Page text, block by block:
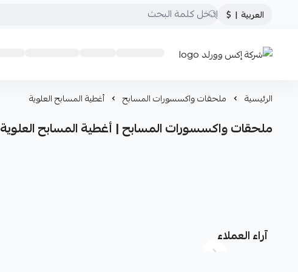
العربية |
$
شركة إكس وورلد
الرئيسية ملحقات واكسسورات المسابح أغطية المسابح العلوية
ملحقات واكسسورات المسابح | أغطية المسابح العلوية
آراء العملاء